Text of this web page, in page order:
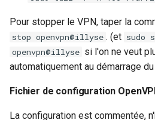
Pour stopper le VPN, taper la
stop openvpn@illyse . (et sudo
openvpn@illyse si l'on ne veut
automatiquement au démarrage
Fichier de configuration
La configuration est commentée,